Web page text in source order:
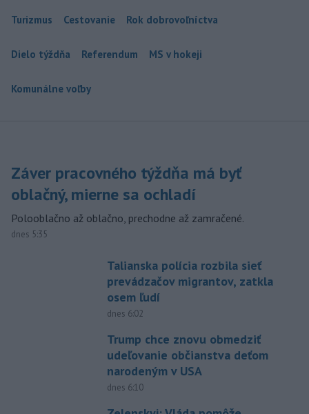
Turizmus Cestovanie Rok dobrovoľníctva
Dielo týždňa Referendum MS v hokeji
Komunálne voľby
Záver pracovného týždňa má byť
oblačný, mierne sa ochladí
Polooblačno až oblačno, prechodne až zamračené.
dnes 5:35
Talianska polícia rozbila sieť
prevádzačov migrantov, zatkla
osem ľudí
dnes 6:02
Trump chce znovu obmedziť
udeľovanie občianstva deťom
narodeným v USA
dnes 6:10